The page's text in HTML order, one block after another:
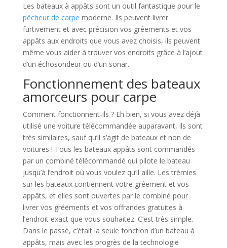
Les bateaux à appâts sont un outil fantastique pour le
pêcheur de carpe moderne. Ils peuvent livrer
furtivement et avec précision vos gréements et vos
appâts aux endroits que vous avez choisis, ils peuvent
même vous aider à trouver vos endroits grâce à l’ajout
d’un échosondeur ou d’un sonar.
Fonctionnement des bateaux
amorceurs pour carpe
Comment fonctionnent-ils ? Eh bien, si vous avez déjà
utilisé une voiture télécommandée auparavant, ils sont
très similaires, sauf qu’il s’agit de bateaux et non de
voitures ! Tous les bateaux appâts sont commandés
par un combiné télécommandé qui pilote le bateau
jusqu’à l’endroit où vous voulez qu’il aille. Les trémies
sur les bateaux contiennent votre gréement et vos
appâts, et elles sont ouvertes par le combiné pour
livrer vos gréements et vos offrandes gratuites à
l’endroit exact que vous souhaitez. C’est très simple.
Dans le passé, c’était la seule fonction d’un bateau à
appâts, mais avec les progrès de la technologie